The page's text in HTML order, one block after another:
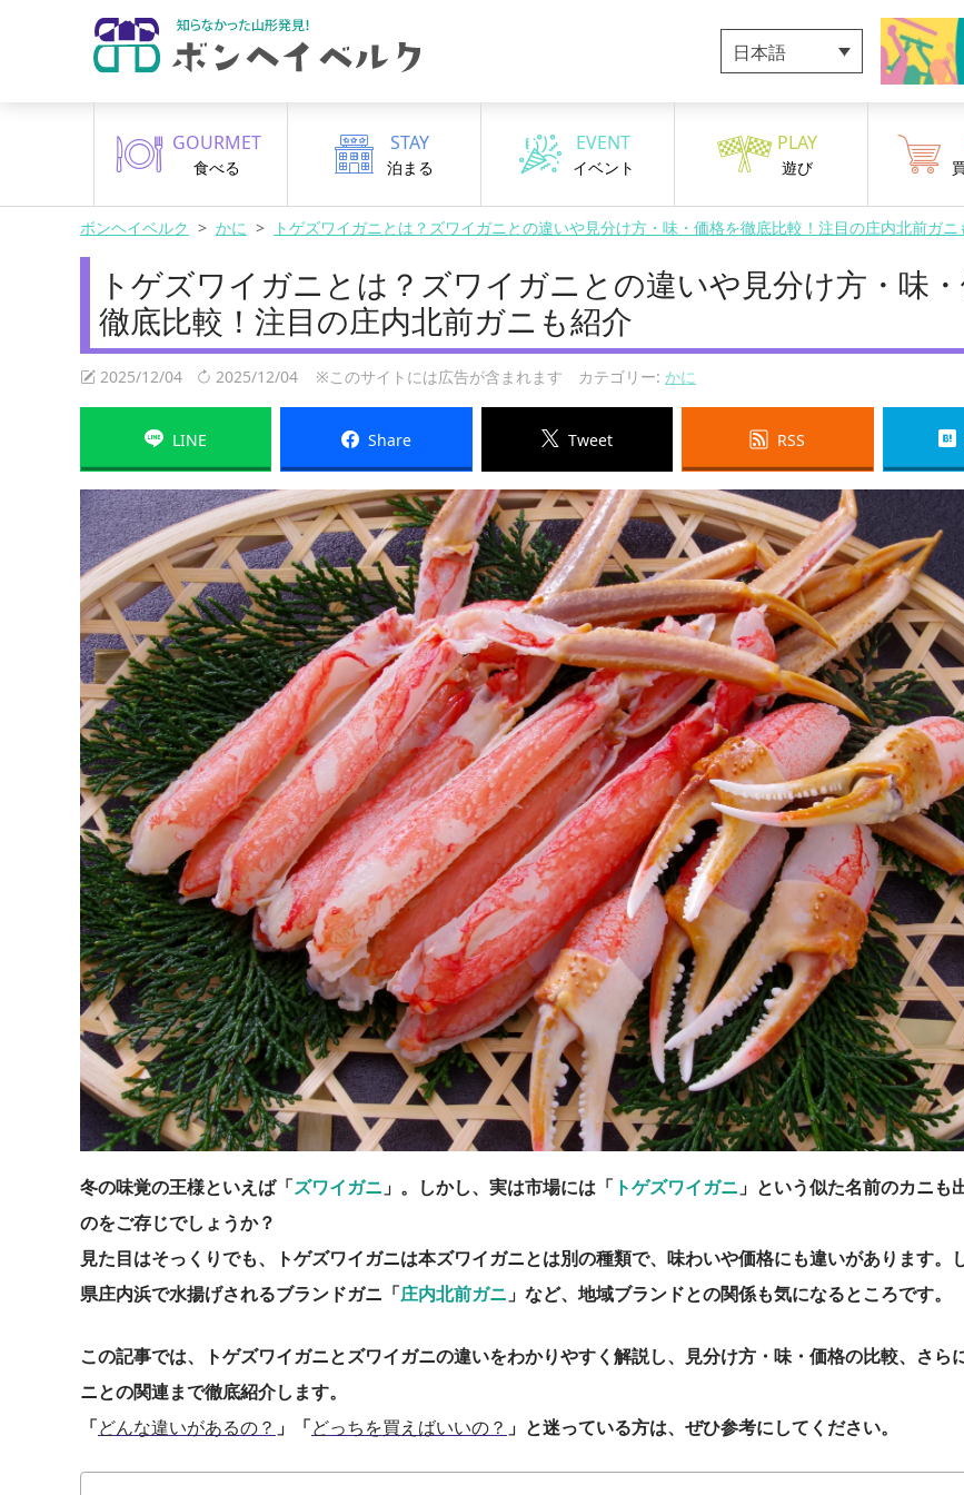
日本語
GOURMET
食べる
STAY
泊まる
EVENT
イベント
PLAY
遊び
ボンヘイベルク かに トゲズワイガニとは？ズワイガニとの違いや見分け方・味・価格を徹底比較！注目の庄内北前ガニ
トゲズワイガニとは？ズワイガニとの違いや見分け方・味
徹底比較！注目の庄内北前ガニも紹介
2025/12/04 2025/12/04 ※このサイトには広告が含まれます カテゴリー: かに
LINE Share Tweet RSS
冬の味覚の王様といえば「ズワイガニ 」。しかし、実は市場には「 トゲズワイガニ 」という似た名前のカニも
のをご存じでしょうか？
見た目はそっくりでも、トゲズワイガニは本ズワイガニとは別の種類で、味わいや価格にも違いがあります。
県庄内浜で水揚げされるブランドガニ「庄内北前ガニ 」など、地域ブランドとの関係も気になるところです。
この記事では、トゲズワイガニとズワイガニの違いをわかりやすく解説し、見分け方・味・価格の比較、さら
ニとの関連まで徹底紹介します。
「どんな違いがあるの？ 」「どっちを買えばいいの？ 」と迷っている方は、ぜひ参考にしてください。